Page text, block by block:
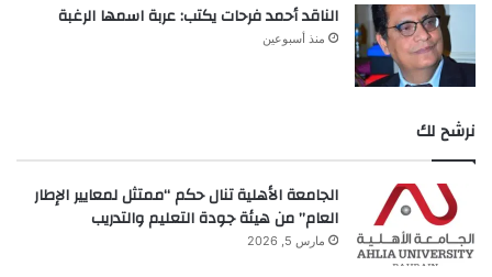
الناقد أحمد فرحات يكتب: عربة اسمها الرغبة
منذ أسبوعين
نرشح لك
الجامعة الأهلية تنال حكم “ممتثل لمعايير الإطار
العام” من هيئة جودة التعليم والتدريب
مارس 5, 2026